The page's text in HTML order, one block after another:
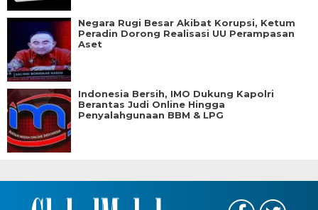
Negara Rugi Besar Akibat Korupsi, Ketum
Peradin Dorong Realisasi UU Perampasan
Aset
Indonesia Bersih, IMO Dukung Kapolri
Berantas Judi Online Hingga
Penyalahgunaan BBM & LPG